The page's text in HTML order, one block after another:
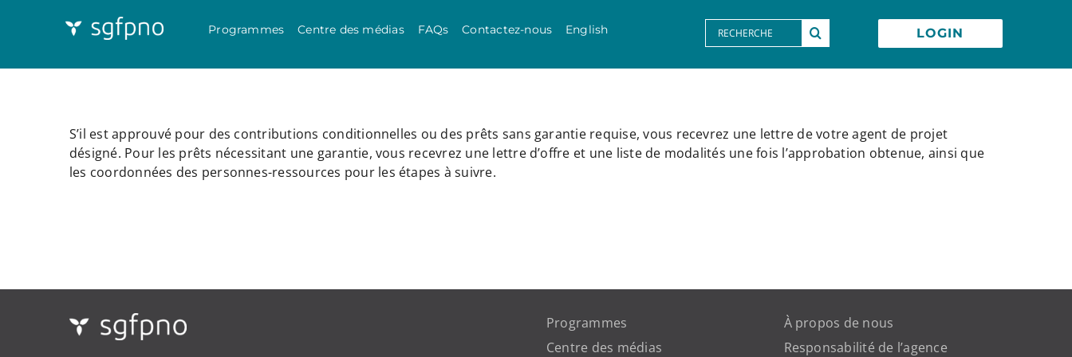
Programmes Centre des médias FAQs Contactez-nous English
Search
for:
LOGIN
S’il est approuvé pour des contributions conditionnelles ou des prêts sans garantie requise, vous recevrez une lettre de votre agent de projet
désigné. Pour les prêts nécessitant une garantie, vous recevrez une lettre d’offre et une liste de modalités une fois l’approbation obtenue, ainsi que
les coordonnées des personnes-ressources pour les étapes à suivre.
Programmes
Centre des médias
À propos de nous
Responsabilité de l’agence